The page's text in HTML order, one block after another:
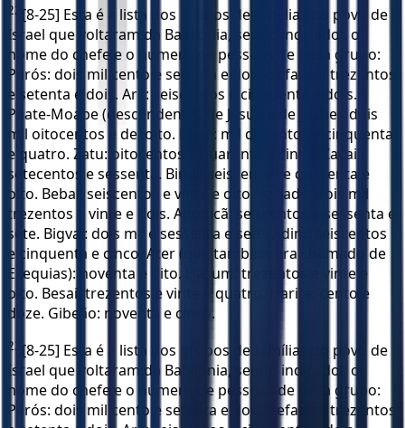
22 [8-25] Esta é a lista dos grupos de famílias do povo de
Israel que voltaram da Babilônia, sendo indicados o
nome do chefe e o número de pessoas de cada grupo:
Parós: dois mil cento e setenta e dois. Sefatias: trezentos
e setenta e dois. Ará: seiscentos e cinquenta e dois.
Paate-Moabe (descendentes de Jesua e de Joabe): dois
mil oitocentos e dezoito. Elom: mil duzentos e cinquenta
e quatro. Zatu: oitocentos e quarenta e cinco. Zacai:
setecentos e sessenta. Binui: seiscentos e quarenta e
oito. Bebai: seiscentos e vinte e oito. Azgade: dois mil
trezentos e vinte e dois. Adonicã: seiscentos e sessenta e
sete. Bigvai: dois mil e sessenta e sete. Adim: seiscentos
e cinquenta e cinco. Ater (que também era chamado de
Ezequias): noventa e oito. Hasum: trezentos e vinte e
oito. Besai: trezentos e vinte e quatro. Harife: cento e
doze. Gibeão: noventa e cinco.
23 [8-25] Esta é a lista dos grupos de famílias do povo de
Israel que voltaram da Babilônia, sendo indicados o
nome do chefe e o número de pessoas de cada grupo:
Parós: dois mil cento e setenta e dois. Sefatias: trezentos